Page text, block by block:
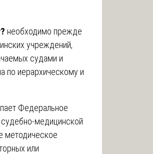
необходимо прежде
учреждений,
судами и
по иерархическому и
Федеральное
медицинской
методическое
или